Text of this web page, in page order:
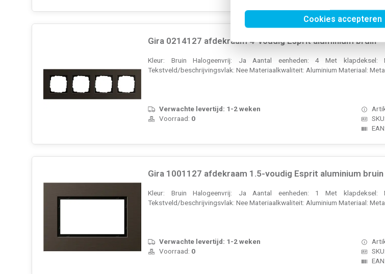
Cookies accepteren
Gira 0214127 afdekraam 4-voudig Esprit aluminium bruin
Kleur: Bruin Halogeenvrij: Ja Aantal eenheden: 4 Met klapdeksel:
Tekstveld/beschrijvingsvlak: Nee Materiaalkwaliteit: Aluminium Materiaal:
SKU:
Verwachte levertijd: 1-2 weken
Voorraad: 0
Gira 1001127 afdekraam 1.5-voudig Esprit aluminium bruin
Kleur: Bruin Halogeenvrij: Ja Aantal eenheden: 1 Met klapdeksel:
Tekstveld/beschrijvingsvlak: Nee Materiaalkwaliteit: Aluminium Materiaal:
SKU:
Verwachte levertijd: 1-2 weken
Voorraad: 0